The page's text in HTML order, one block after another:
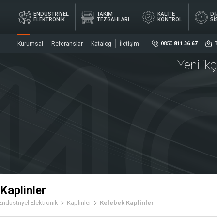
KALİTE
KONTROL
ENDÜSTRİYEL
ELEKTRONİK
TAKIM
TEZGAHLARI
KALİTE
KONTROL
Kurumsal Referanslar Katalog İletişim 0850 811 36 67
×
Elektronik Kaplinler Kelebek Kaplinler